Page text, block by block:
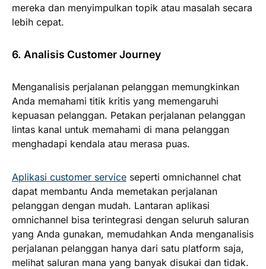
mereka dan menyimpulkan topik atau masalah secara
lebih cepat.
6. Analisis Customer Journey
Menganalisis perjalanan pelanggan memungkinkan
Anda memahami titik kritis yang memengaruhi
kepuasan pelanggan. Petakan perjalanan pelanggan
lintas kanal untuk memahami di mana pelanggan
menghadapi kendala atau merasa puas.
Aplikasi customer service seperti omnichannel chat
dapat membantu Anda memetakan perjalanan
pelanggan dengan mudah. Lantaran aplikasi
omnichannel bisa terintegrasi dengan seluruh saluran
yang Anda gunakan, memudahkan Anda menganalisis
perjalanan pelanggan hanya dari satu platform saja,
melihat saluran mana yang banyak disukai dan tidak.